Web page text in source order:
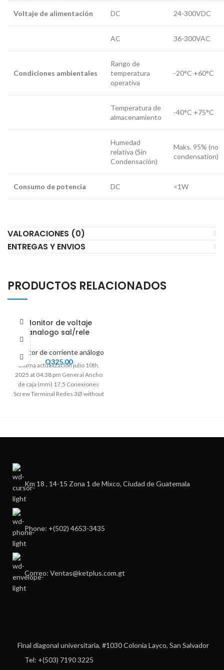
Voltaje de alimentación DC 24-300VDC
AC 36-300VAC
Condiciones ambientales
Rango de
temperatura
operativa
-20°C +60°C
Temperatura de
almacenamiento
-40°C +75°C
Humedad
relativa (Sin
Condensación)
Maks. 95% (no
condensation)
Consumo de potencia DC <1W
VALORACIONES (0)
ENTREGAS Y ENVIOS
PRODUCTOS RELACIONADOS
Monitor de voltaje
analogo sal/rele
Monitor de corriente análogo
Q325.00
Ultima actualización julio 10th,
2025 at 04:38 pm General Ancho
de caja (mm) 17,5 Conexiones
Screw Terminal Redes 3Ø without
Km 18 , 14-15 Zona 1 de Mixco, Ciudad de Guatemala
Phone: +(502) 4653-3435
Correo: Ventas@ketplus.com.gt
Final diagonal universitaria, #1030 Colonia Layco, San Salvador
Tel: +(503) 7190 3225